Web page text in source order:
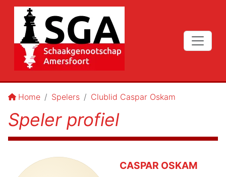
Home Spelers Clublid Caspar Oskam
Speler profiel
CASPAR OSKAM